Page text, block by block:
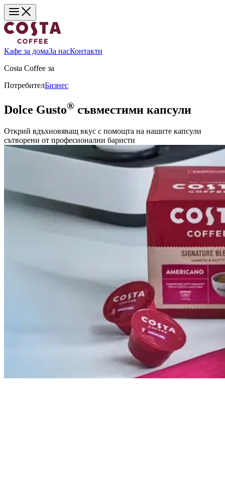
Кафе за домаЗа насКонтакти
Costa Coffee за
ПотребителБизнес
Dolce Gusto® съвместими капсули
Открий вдъхновяващ вкус с помощта на нашите капсули
сътворени от професионални баристи